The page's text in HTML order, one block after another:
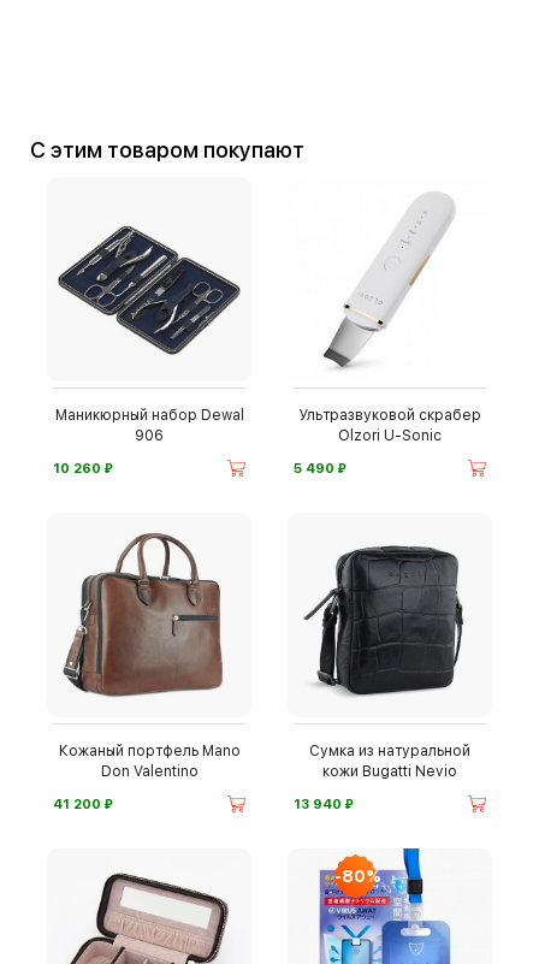
С этим товаром покупают
Маникюрный набор Dewal
906
10 260 ⃏
Ультразвуковой скрабер
Olzori U-Sonic
5 490 ⃏
Кожаный портфель Mano
Don Valentino
41 200 ⃏
Сумка из натуральной
кожи Bugatti Nevio
13 940 ⃏
-80%